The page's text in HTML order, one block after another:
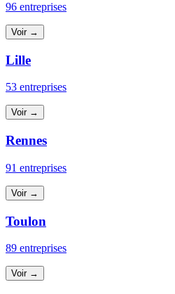
96 entreprises
Voir →
Lille
53 entreprises
Voir →
Rennes
91 entreprises
Voir →
Toulon
89 entreprises
Voir →